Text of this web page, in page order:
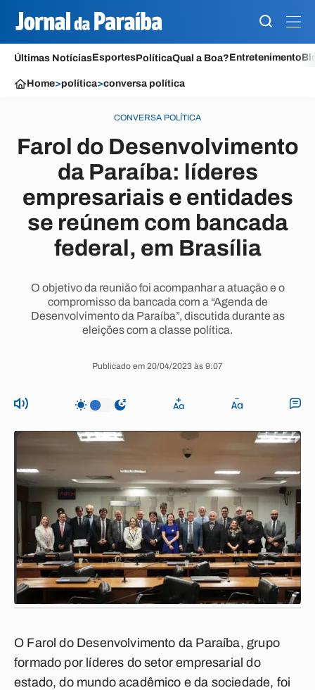
Últimas NotíciasEsportesPolíticaQual a Boa?Entretenimento
Home>política>conversa política
CONVERSA POLÍTICA
Farol do Desenvolvimento
da Paraíba: líderes
empresariais e entidades
se reúnem com bancada
federal, em Brasília
O objetivo da reunião foi acompanhar a atuação e o
compromisso da bancada com a “Agenda de
Desenvolvimento da Paraíba”, discutida durante as
eleições com a classe política.
Publicado em 20/04/2023 às 9:07
O Farol do Desenvolvimento da Paraíba, grupo
formado por líderes do setor empresarial do
estado, do mundo acadêmico e da sociedade, foi